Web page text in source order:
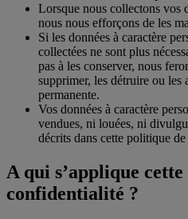
Lorsque nous collectons vos
nous nous efforçons de les
Si les données à caractère
collectées ne sont plus
pas à les conserver, nous
supprimer, les détruire ou les
permanente.
Vos données à caractère
vendues, ni louées, ni
décrits dans cette politique
A qui s’applique
confidentialité ?